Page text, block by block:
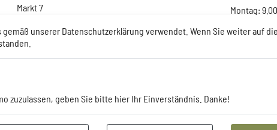
unserer Datenschutzerklärung verwendet. Wenn Sie weiter auf
zuzulassen, geben Sie bitte hier Ihr Einverständnis. Danke!
Link zur Google-Maps Navigation
Markt 7
Sachsen-Anhalt
+49 39423 8510
www.vorharz.net
Montag:
Dienstag:
Mittwoch:
Freitag: